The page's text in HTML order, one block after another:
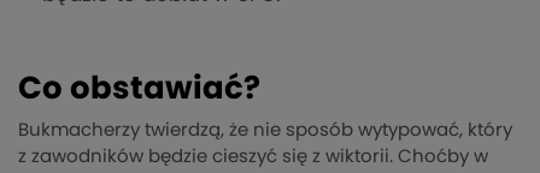
Co obstawiać?
Bukmacherzy twierdzą, że nie sposób wytypować, który
z zawodników będzie cieszyć się z wiktorii. Choćby w